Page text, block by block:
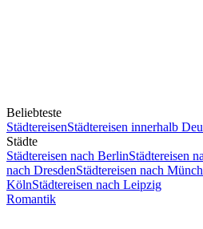
Beliebteste
StädtereisenStädtereisen innerhalb
Städte
Städtereisen nach BerlinStädtereisen
nach DresdenStädtereisen nach
KölnStädtereisen nach Leipzig
Romantik